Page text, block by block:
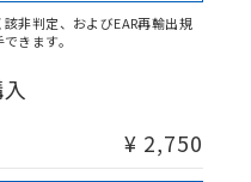
非判定、およびEAR再輸出規
きます。
¥ 2,750